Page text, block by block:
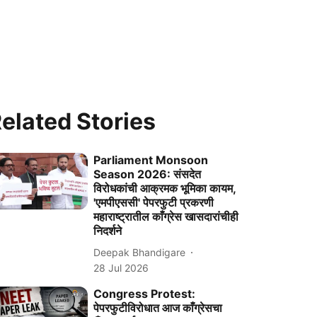
Stories
Parliament Monsoon
Season 2026: संसदेत
विरोधकांची आक्रमक भूमिका कायम,
'एमपीएससी' पेपरफुटी प्रकरणी
महाराष्ट्रातील काँग्रेस खासदारांचीही
निदर्शने
Deepak Bhandigare
28 Jul 2026
Congress Protest:
पेपरफुटीविरोधात आज काँग्रेसचा